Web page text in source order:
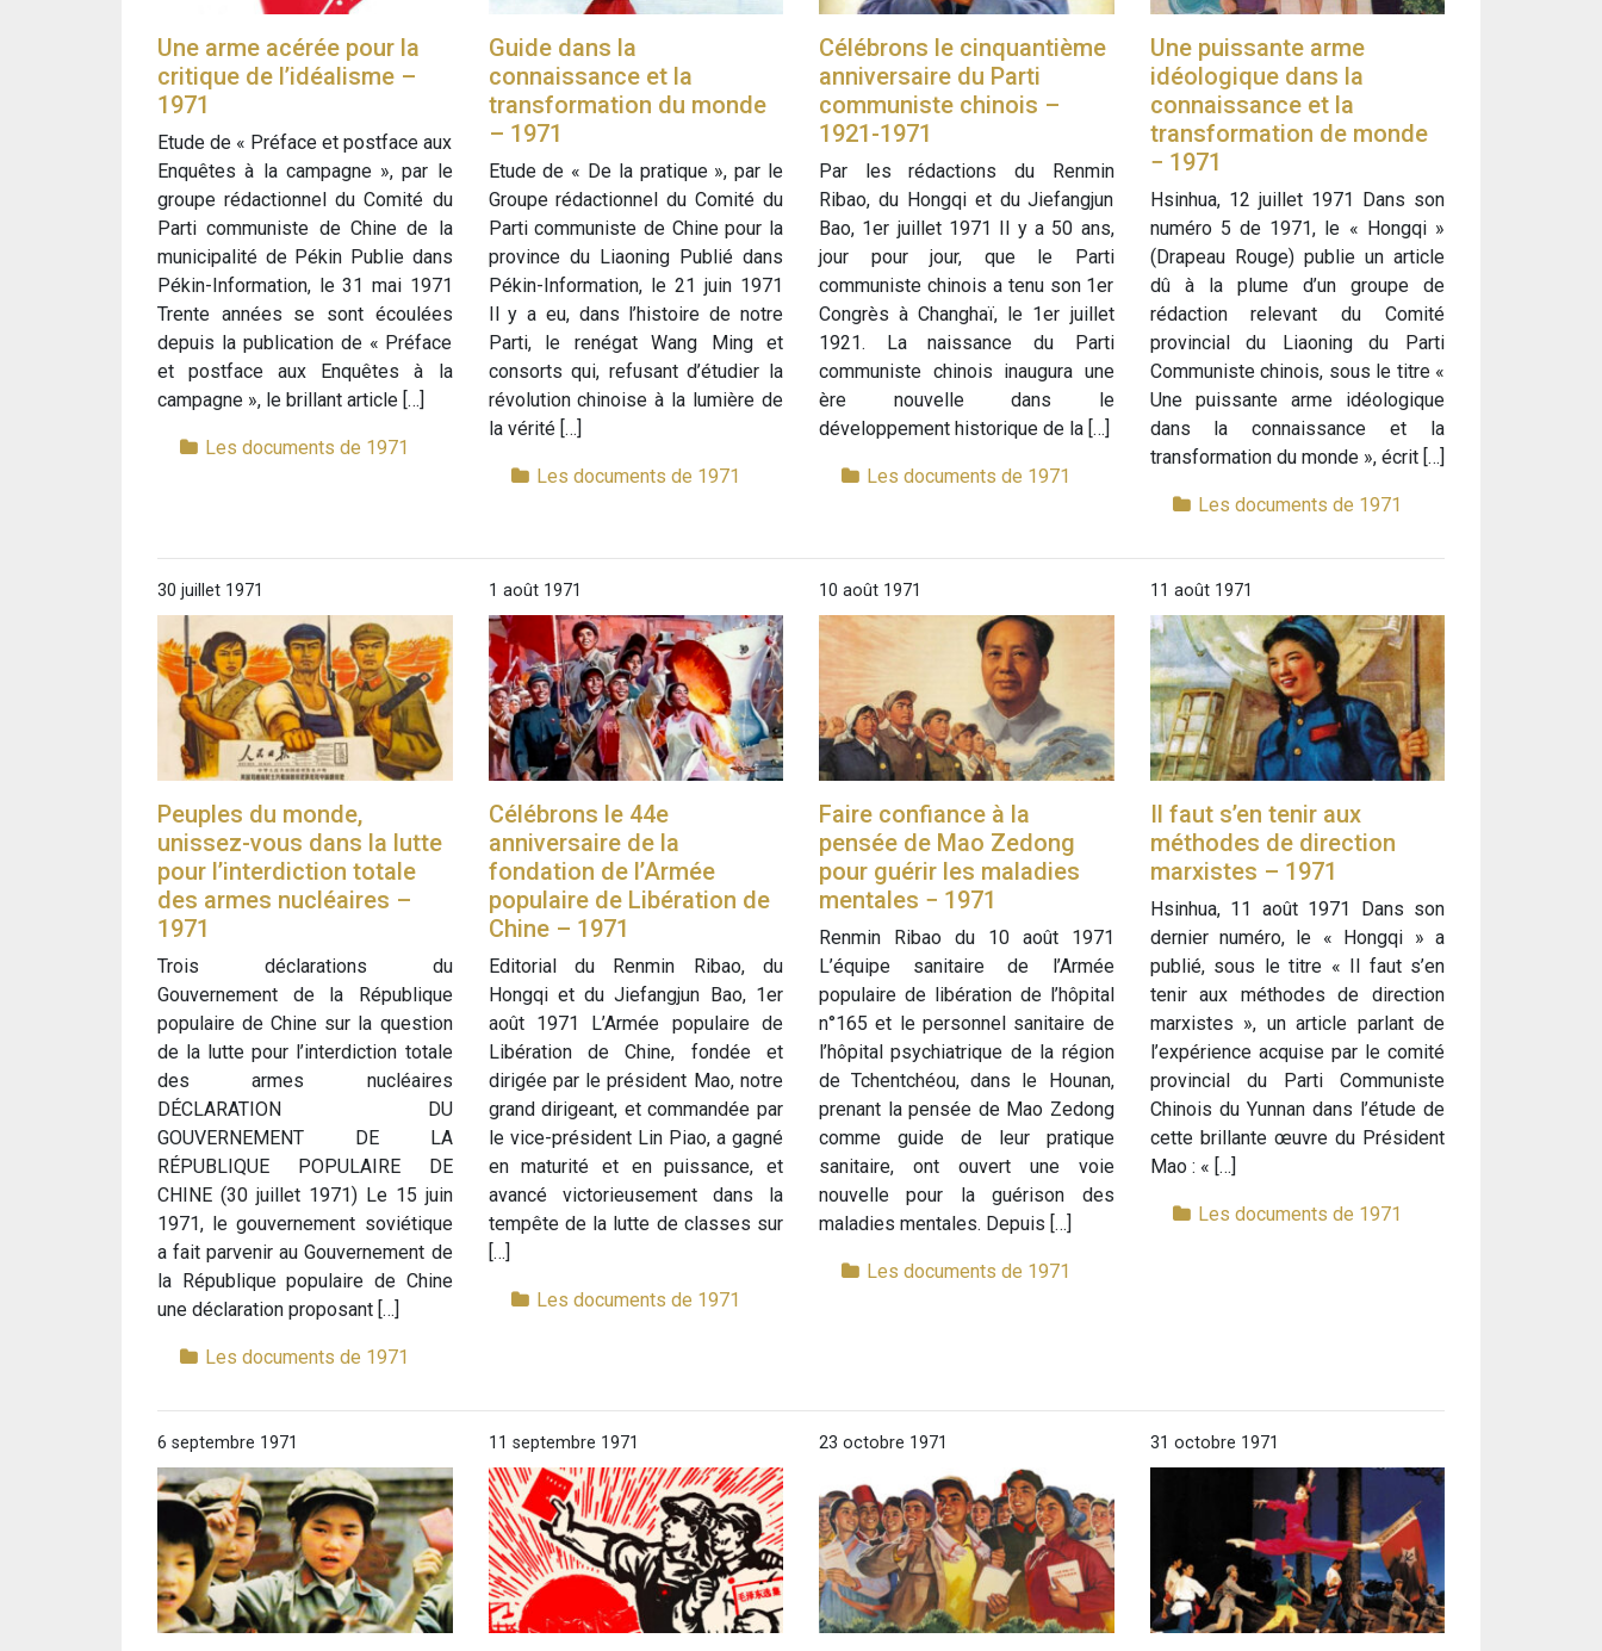
Une arme acérée pour la
critique de l’idéalisme –
1971
Etude de « Préface et postface aux
Enquêtes à la campagne », par le
groupe rédactionnel du Comité du
Parti communiste de Chine de la
municipalité de Pékin Publie dans
Pékin-Information, le 31 mai 1971
Trente années se sont écoulées
depuis la publication de « Préface
et postface aux Enquêtes à la
campagne », le brillant article […]
Les documents de 1971
Guide dans la
connaissance et la
transformation du monde
– 1971
Etude de « De la pratique », par le
Groupe rédactionnel du Comité du
Parti communiste de Chine pour la
province du Liaoning Publié dans
Pékin-Information, le 21 juin 1971
Il y a eu, dans l’histoire de notre
Parti, le renégat Wang Ming et
consorts qui, refusant d’étudier la
révolution chinoise à la lumière de
la vérité […]
Les documents de 1971
Célébrons le cinquantième
anniversaire du Parti
communiste chinois –
1921-1971
Par les rédactions du Renmin
Ribao, du Hongqi et du Jiefangjun
Bao, 1er juillet 1971 Il y a 50 ans,
jour pour jour, que le Parti
communiste chinois a tenu son 1er
Congrès à Changhaï, le 1er juillet
1921. La naissance du Parti
communiste chinois inaugura une
ère nouvelle dans le
développement historique de la […]
Les documents de 1971
Une puissante arme
idéologique dans la
connaissance et la
transformation de monde
− 1971
Hsinhua, 12 juillet 1971 Dans son
numéro 5 de 1971, le « Hongqi »
(Drapeau Rouge) publie un article
dû à la plume d’un groupe de
rédaction relevant du Comité
provincial du Liaoning du Parti
Communiste chinois, sous le titre «
Une puissante arme idéologique
dans la connaissance et la
transformation du monde », écrit […]
Les documents de 1971
30 juillet 1971
Peuples du monde,
unissez-vous dans la lutte
pour l’interdiction totale
des armes nucléaires –
1971
Trois déclarations du
Gouvernement de la République
populaire de Chine sur la question
de la lutte pour l’interdiction totale
des armes nucléaires
DÉCLARATION DU
GOUVERNEMENT DE LA
RÉPUBLIQUE POPULAIRE DE
CHINE (30 juillet 1971) Le 15 juin
1971, le gouvernement soviétique
a fait parvenir au Gouvernement de
la République populaire de Chine
une déclaration proposant […]
Les documents de 1971
1 août 1971
Célébrons le 44e
anniversaire de la
fondation de l’Armée
populaire de Libération de
Chine – 1971
Editorial du Renmin Ribao, du
Hongqi et du Jiefangjun Bao, 1er
août 1971 L’Armée populaire de
Libération de Chine, fondée et
dirigée par le président Mao, notre
grand dirigeant, et commandée par
le vice-président Lin Piao, a gagné
en maturité et en puissance, et
avancé victorieusement dans la
tempête de la lutte de classes sur
[…]
Les documents de 1971
10 août 1971
Faire confiance à la
pensée de Mao Zedong
pour guérir les maladies
mentales − 1971
Renmin Ribao du 10 août 1971
L’équipe sanitaire de l’Armée
populaire de libération de l’hôpital
n°165 et le personnel sanitaire de
l’hôpital psychiatrique de la région
de Tchentchéou, dans le Hounan,
prenant la pensée de Mao Zedong
comme guide de leur pratique
sanitaire, ont ouvert une voie
nouvelle pour la guérison des
maladies mentales. Depuis […]
Les documents de 1971
11 août 1971
Il faut s’en tenir aux
méthodes de direction
marxistes – 1971
Hsinhua, 11 août 1971 Dans son
dernier numéro, le « Hongqi » a
publié, sous le titre « Il faut s’en
tenir aux méthodes de direction
marxistes », un article parlant de
l’expérience acquise par le comité
provincial du Parti Communiste
Chinois du Yunnan dans l’étude de
cette brillante œuvre du Président
Mao : « […]
Les documents de 1971
6 septembre 1971 11 septembre 1971 23 octobre 1971 31 octobre 1971